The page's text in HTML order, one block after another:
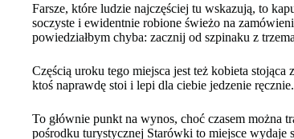
Farsze, które ludzie najczęściej tu wskazują, to
soczyste i ewidentnie robione świeżo na
powiedziałbym chyba: zacznij od szpinaku z
Częścią uroku tego miejsca jest też kobieta
ktoś naprawdę stoi i lepi dla ciebie jedzenie
To głównie punkt na wynos, choć czasem można
pośrodku turystycznej Starówki to miejsce wydaje